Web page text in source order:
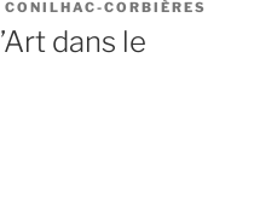
CORBIÈRES
dans le